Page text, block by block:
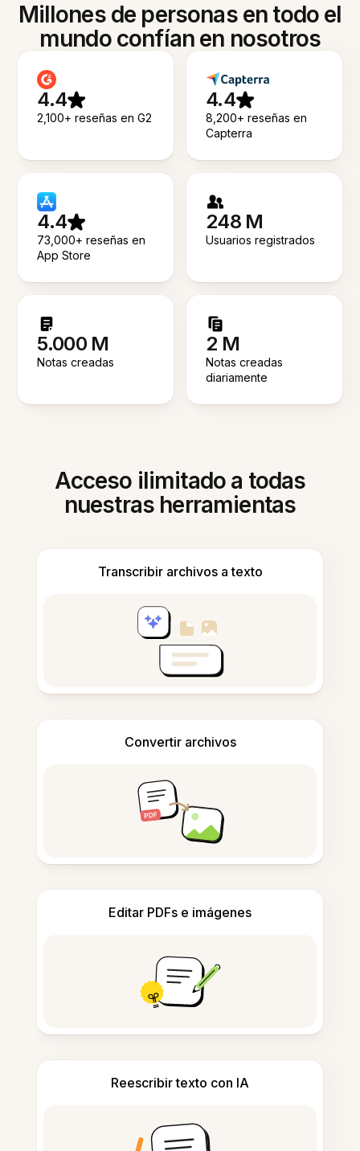
Millones de personas en todo el
mundo confían en nosotros
4.4
2,100+ reseñas en G2
4.4
8,200+ reseñas en
Capterra
4.4
73,000+ reseñas en
App Store
248 M
Usuarios registrados
5.000 M
Notas creadas
2 M
Notas creadas
diariamente
Acceso ilimitado a todas
nuestras herramientas
Transcribir archivos a texto
Convertir archivos
Editar PDFs e imágenes
Reescribir texto con IA